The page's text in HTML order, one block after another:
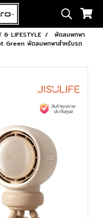
& LIFESTYLE
พัดลมพกพา
Green พัดลมพกพาสำหรับรถ